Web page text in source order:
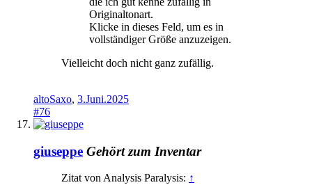
Originaltonart.
Klicke in dieses Feld, um es in
vollständiger Größe anzuzeigen.
Vielleicht doch nicht ganz zufällig.
altoSaxo, 3.Juni.2025
#76
giuseppe Gehört zum Inventar
Zitat von Analysis Paralysis: ↑